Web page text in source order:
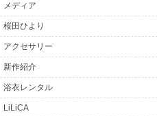
メディア
桜田ひより
アクセサリー
新作紹介
浴衣レンタル
LiLiCA